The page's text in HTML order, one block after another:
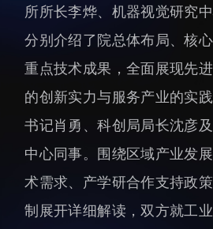
监
支
产
科研进展
科研诚信与伦理委员会
要
科
所所长李烨、机器视觉研究
分别介绍了院总体布局、核
重点技术成果，全面展现先
的创新实力与服务产业的实
书记肖勇、科创局局长沈彦
中心同事。围绕区域产业发
术需求、产学研合作支持政
制展开详细解读，双方就工